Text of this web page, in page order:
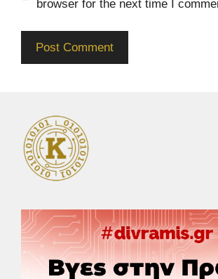
browser for the next time I